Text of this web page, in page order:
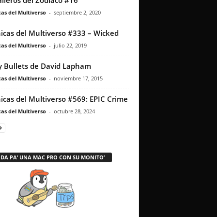
del Multiverso - septiembre 2, 2020
del Multiverso #333 – Wicked
del Multiverso - julio 22, 2019
Bullets de David Lapham
del Multiverso - noviembre 17, 2015
del Multiverso #569: EPIC Crime
del Multiverso - octubre 28, 2024
PA’ UNA MAC PRO CON SU MONITO’